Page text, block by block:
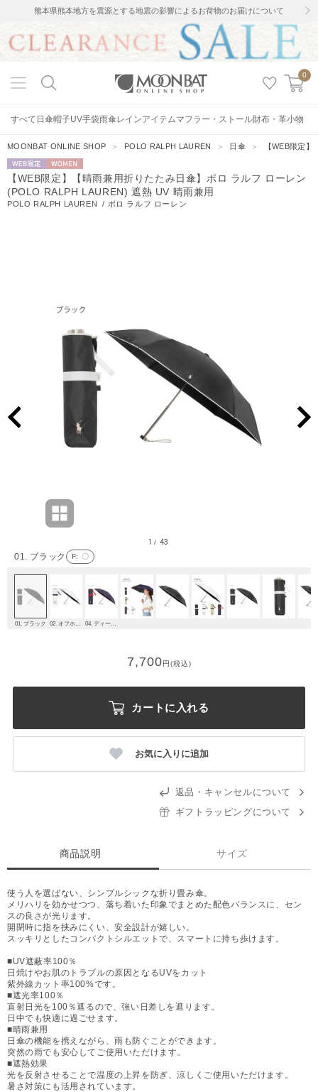
熊本県熊本地方を震源とする地震の影響によるお荷物のお届けについて
0
すべて 日傘帽子UV手袋雨傘レインアイテムマフラー・ストール財布・革小物
MOONBAT ONLINE SHOP ＞ POLO RALPH LAUREN ＞ 日傘 ＞ 【WEB限定
WEB限定WOMEN
【WEB限定】【晴雨兼用折りたたみ日傘】ポロ ラルフ ローレン
(POLO RALPH LAUREN) 遮熱 UV 晴雨兼用
POLO RALPH LAUREN / ポロ ラルフ ローレン
01. ブラック F: 〇
1 / 43
01. ブラック
7,700円(税込)
カートに入れる
お気に入りに追加
返品・キャンセルについて
ギフトラッピングについて
商品説明 サイズ
使う人を選ばない、シンプルシックな折り畳み傘。
メリハリを効かせつつ、落ち着いた印象でまとめた配色バランスに、セン
スの良さが光ります。
開閉時に指を挟みにくい、安全設計が嬉しい。
スッキリとしたコンパクトシルエットで、スマートに持ち歩けます。
■UV遮蔽率100％
日焼けやお肌のトラブルの原因となるUVをカット
紫外線カット率100%です。
■遮光率100％
直射日光を100％遮るので、強い日差しを遮ります。
日中でも快適に過ごせます。
■晴雨兼用
日傘の機能を携えながら、雨も防ぐことができます。
突然の雨でも安心してご使用いただけます。
■遮熱効果
光を反射させることで温度の上昇を防ぎ、涼しくご使用いただけます。
暑さ対策にも活用されています。